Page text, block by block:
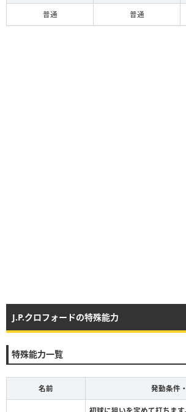
普通 普通
J.P.クロフォードの特殊能力
特殊能力一覧
名前 発動条件